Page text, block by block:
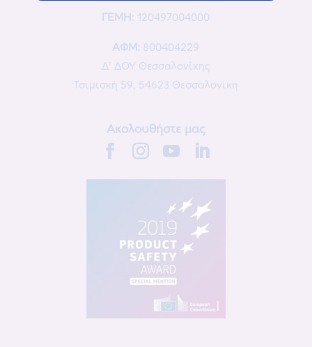
ΓΕΜΗ: 120497004000
ΑΦΜ: 800404229
Δ’ ΔΟΥ Θεσσαλονίκης
Τσιμισκή 59, 54623 Θεσσαλονίκη
Ακολουθήστε μας